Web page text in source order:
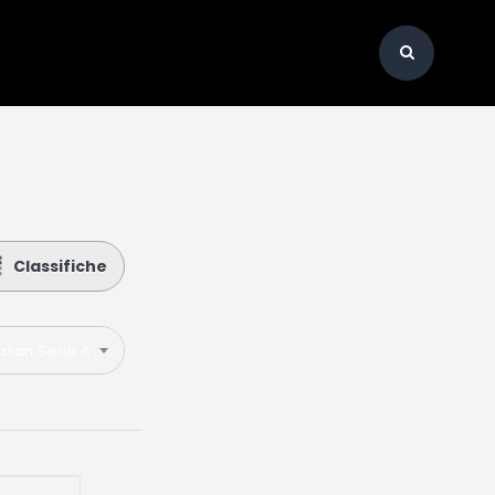
Classifiche
Italian Serie A 2023-2024